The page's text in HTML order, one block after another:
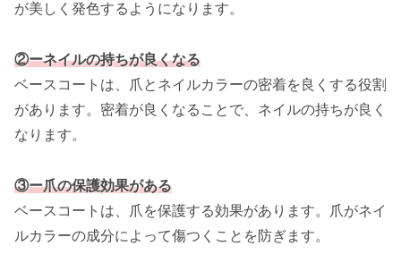
が美しく発色するようになります。
②ーネイルの持ちが良くなる
ベースコートは、爪とネイルカラーの密着を良くする役割
があります。密着が良くなることで、ネイルの持ちが良く
なります。
③ー爪の保護効果がある
ベースコートは、爪を保護する効果があります。爪がネイ
ルカラーの成分によって傷つくことを防ぎます。